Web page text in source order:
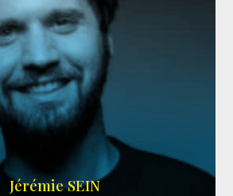
MEMBRE ARDA
Jérémie SEIN